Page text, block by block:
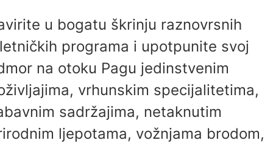
u bogatu škrinju raznovrsnih
programa i upotpunite svoj
na otoku Pagu jedinstvenim
vrhunskim specijalitetima,
sadržajima, netaknutim
ljepotama, vožnjama brodom,